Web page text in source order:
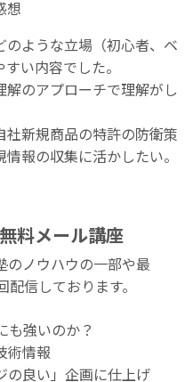
想
ような立場（初心者、ベ
い内容でした。
のアプローチで理解がし
新規商品の特許の防衛策
報の収集に活かしたい。
料メール講座
のノウハウの一部や最
信しております。
も強いのか？
術情報
の良い」企画に仕上げ